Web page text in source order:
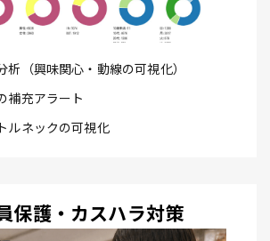
析（興味関心・動線の可視化）
補充アラート
ルネックの可視化
保護・カスハラ対策